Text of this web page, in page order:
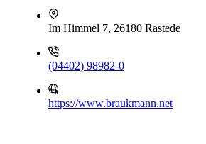
Im Himmel 7, 26180 Rastede
(04402) 98982-0
https://www.braukmann.net